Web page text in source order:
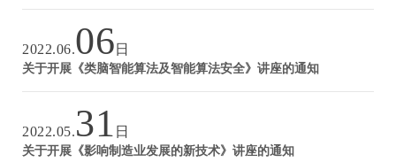
2022.06.06 日
关于开展《类脑智能算法及智能算法安全》讲座的通知
2022.05.31 日
关于开展《影响制造业发展的新技术》讲座的通知